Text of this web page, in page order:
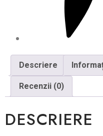
Descriere
Recenzii (0)
DESCRIERE